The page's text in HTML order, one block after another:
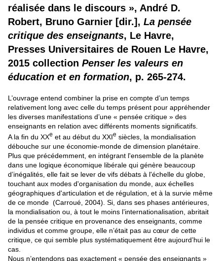
réalisée dans le discours », André D.
Robert, Bruno Garnier [dir.], La pensée
critique des enseignants, Le Havre,
Presses Universitaires de Rouen Le Havre,
2015 collection Penser les valeurs en
éducation et en formation, p. 265-274.
L’ouvrage entend combiner la prise en compte d’un temps
relativement long avec celle du temps présent pour appréhender
les diverses manifestations d’une « pensée critique » des
enseignants en relation avec différents moments significatifs.
A la fin du XXe et au début du XXIe siècles, la mondialisation
débouche sur une économie-monde de dimension planétaire.
Plus que précédemment, en intégrant l'ensemble de la planète
dans une logique économique libérale qui génère beaucoup
d’inégalités, elle fait se lever de vifs débats à l'échelle du globe,
touchant aux modes d'organisation du monde, aux échelles
géographiques d'articulation et de régulation, et à la survie même
de ce monde (Carroué, 2004). Si, dans ses phases antérieures,
la mondialisation ou, à tout le moins l’internationalisation, abritait
de la pensée critique en provenance des enseignants, comme
individus et comme groupe, elle n’était pas au cœur de cette
critique, ce qui semble plus systématiquement être aujourd’hui le
cas.
Nous n’entendons pas exactement « pensée des enseignants »